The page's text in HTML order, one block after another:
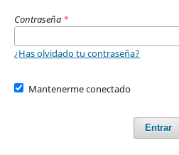
Contraseña *
¿Has olvidado tu contraseña?
Mantenerme conectado
Entrar